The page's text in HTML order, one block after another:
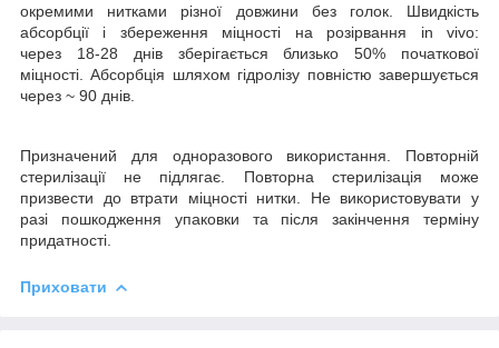
окремими нитками різної довжини без голок. Швидкість
абсорбції і збереження міцності на розірвання in vivo:
через 18-28 днів зберігається близько 50% початкової
міцності. Абсорбція шляхом гідролізу повністю завершується
через ~ 90 днів.
Призначений для одноразового використання. Повторній
стерилізації не підлягає. Повторна стерилізація може
призвести до втрати міцності нитки. Не використовувати у
разі пошкодження упаковки та після закінчення терміну
придатності.
Приховати